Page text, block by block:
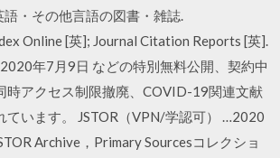
語・その他言語の図書・雑誌.
Online [英]; Journal Citation Reports [英].
年7月9日 などの特別無料公開、契約中
時アクセス制限撤廃、COVID-19関連文献
ています。 JSTOR（VPN/学認可） …2020
Archive，Primary Sourcesコレクショ